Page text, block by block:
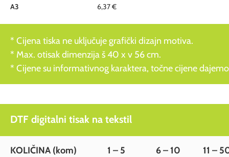
A3 6,37 €
* Cijena tiska ne uključuje grafički dizajn motiva.
* Max. otisak dimenzija š 40 x v 56 cm.
* Cijene su informativnog karaktera, točne cijene
DTF digitalni tisak na tekstil
KOLIČINA (kom) 1 – 5 6 – 10 11 –